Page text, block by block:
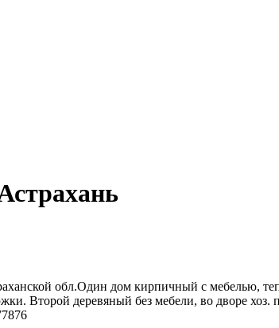
обл.Один дом кирпичный с мебелью,
Второй деревяный без мебели, во дворе